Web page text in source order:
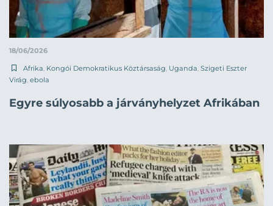
18/06/2026
Afrika Kongói Demokratikus Köztársaság Uganda Szigeti Eszter
Virág ebola
Egyre súlyosabb a járványhelyzet Afrikában